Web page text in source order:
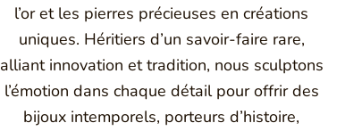
l’or et les pierres précieuses en créations
uniques. Héritiers d’un savoir-faire rare,
alliant innovation et tradition, nous sculptons
l’émotion dans chaque détail pour offrir des
bijoux intemporels, porteurs d’histoire,